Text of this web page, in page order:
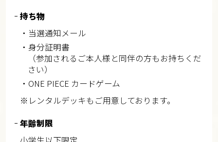
持ち物
・当選通知メール
・身分証明書
（参加されるご本人様と同伴の方もお持ちくだ
さい）
・ONE PIECE カードゲーム
※レンタルデッキもご用意しております。
年齢制限